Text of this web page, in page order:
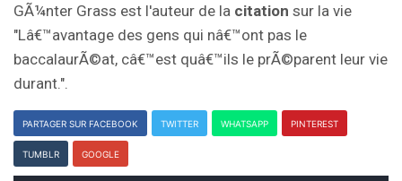
GÃ¼nter Grass est l'auteur de la citation sur la vie
"Lâ€™avantage des gens qui nâ€™ont pas le
baccalaurÃ©at, câ€™est quâ€™ils le prÃ©parent leur vie
durant.".
PARTAGER SUR FACEBOOK TWITTER WHATSAPP PINTEREST
TUMBLR GOOGLE